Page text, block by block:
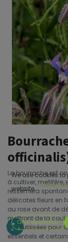
La bourrache est
à cultiver, mellifère,
ressèmera
délicates fleurs en
au rose avant de
mettront de la
sont utilisées
essentiels et
We use cookies
website. Cookie
Only essentials